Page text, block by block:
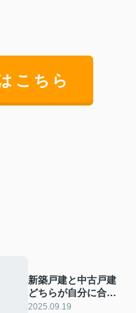
こちら
新築戸建と中古戸建
どちらが自分に合
う？選び方のコツや
2025.09.19